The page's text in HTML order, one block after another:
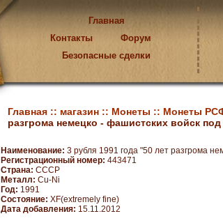
Главная
Контакты
Форум
Безопасные сделки
Главная :: магазин :: Монеты :: Монеты
разгрома немецко - фашистских войск
Наименование: 3 рубля 1991 года "50 лет разгрома
Регистрационный номер: 443471
Страна: СССР
Металл: Cu-Ni
Год: 1991
Состояние: XF(extremely fine)
Дата добавления: 15.11.2012